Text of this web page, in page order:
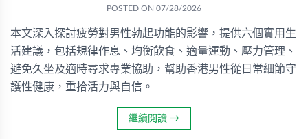
POSTED ON 07/28/2026
本文深入探討疲勞對男性勃起功能的影響，提供六個實用生
活建議，包括規律作息、均衡飲食、適量運動、壓力管理、
避免久坐及適時尋求專業協助，幫助香港男性從日常細節守
護性健康，重拾活力與自信。
繼續閱讀 →